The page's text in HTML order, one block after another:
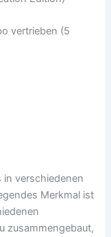
vertrieben (5
in verschiedenen
Merkmal ist
zusammengebaut,